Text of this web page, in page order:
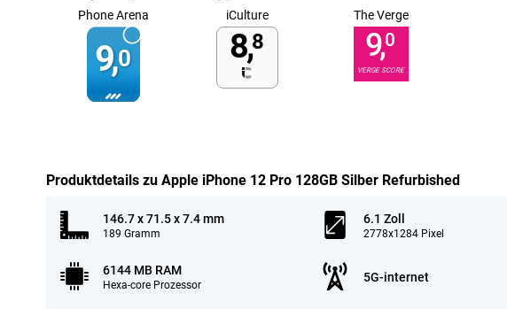
Phone Arena
9,0
iCulture
8,8
The Verge
9,0
VERGE SCORE
Produktdetails zu Apple iPhone 12 Pro 128GB Silber Refurbished
146.7 x 71.5 x 7.4 mm
189 Gramm
6.1 Zoll
2778x1284 Pixel
6144 MB RAM
Hexa-core Prozessor
5G-internet